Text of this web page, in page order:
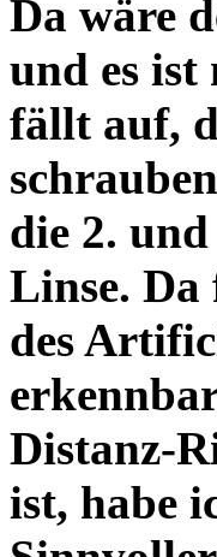
Da wäre
und es
fällt auf,
die 2.
Linse.
des
Distanz-
ist, habe